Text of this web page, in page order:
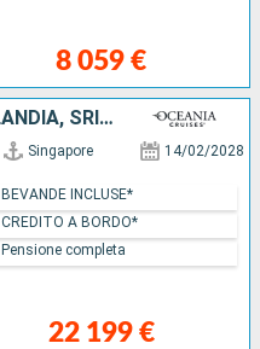
8 059 €
SINGAPORE, MALESIA, THAILANDIA, SRI LANKA, INDIA, EMIRATI ARABI UNITI, OMAN, ARABIA SAUDITA, GIORDANIA, EGITTO, TURCHIA, GRECIA, MONTENEGRO, CROAZIA, MALTA, ITALIA
Singapore 14/02/2028
22 199 €
BEVANDE INCLUSE*
CREDITO A BORDO*
Pensione completa